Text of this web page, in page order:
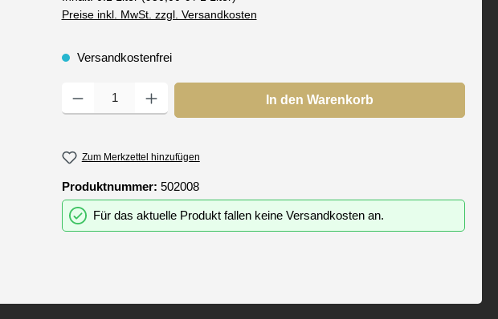
Preise inkl. MwSt. zzgl. Versandkosten
Versandkostenfrei
Produkt Anzahl: Gib den gewünschten Wert ein oder benutze die Schaltflächen um
In den Warenkorb
Zum Merkzettel hinzufügen
Produktnummer: 502008
Für das aktuelle Produkt fallen keine Versandkosten an.